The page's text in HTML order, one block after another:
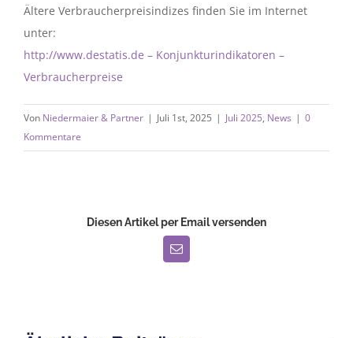
Ältere Verbraucherpreisindizes finden Sie im Internet
unter:
http://www.destatis.de – Konjunkturindikatoren –
Verbraucherpreise
Von Niedermaier & Partner | Juli 1st, 2025 | Juli 2025, News | 0
Kommentare
Diesen Artikel per Email versenden
E-
Mail